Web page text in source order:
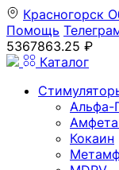
Красногорск
Помощь
5367863.25 ₽
Каталог
Альфа-
Кокаин